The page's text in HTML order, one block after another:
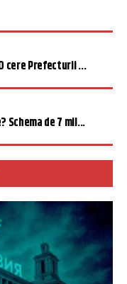
cere Prefecturii ...
Schema de 7 mil...